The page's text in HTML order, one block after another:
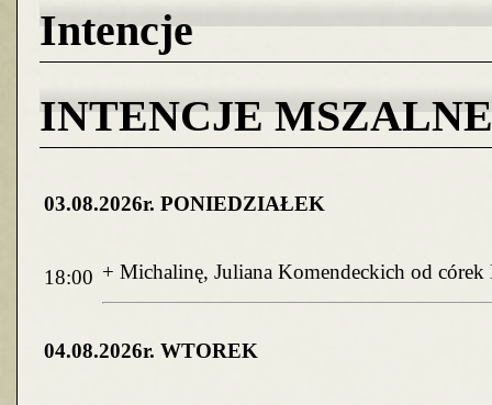
Intencje
INTENCJE MSZALNE
03.08.2026r. PONIEDZIAŁEK
18:00 + Michalinę, Juliana Komendeckich od
04.08.2026r. WTOREK